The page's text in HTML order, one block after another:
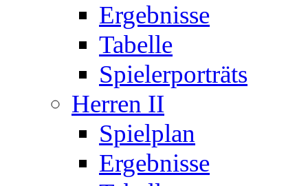
Ergebnisse
Tabelle
Spielerporträts
Herren II
Spielplan
Ergebnisse